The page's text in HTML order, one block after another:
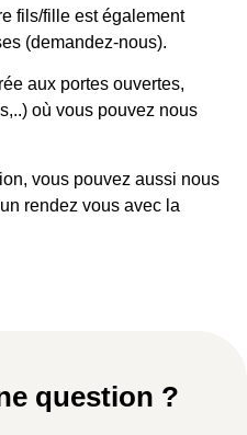
fils/fille est également
(demandez-nous).
aux portes ouvertes,
où vous pouvez nous
vous pouvez aussi nous
rendez vous avec la
question ?